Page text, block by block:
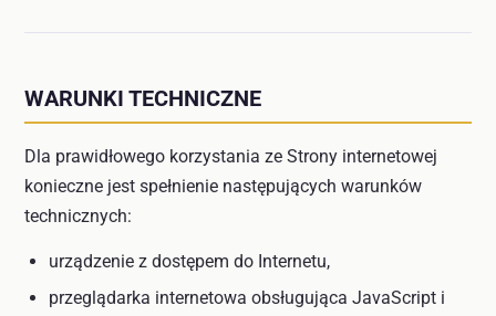
WARUNKI TECHNICZNE
Dla prawidłowego korzystania ze Strony internetowej
konieczne jest spełnienie następujących warunków
technicznych:
urządzenie z dostępem do Internetu,
przeglądarka internetowa obsługująca JavaScript i